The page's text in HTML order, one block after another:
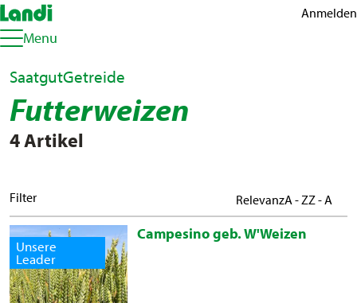
Anmelden
Menu
SaatgutGetreide
Futterweizen
4 Artikel
Filter RelevanzA - ZZ - A
Unsere
Leader
Campesino geb. W'Weizen